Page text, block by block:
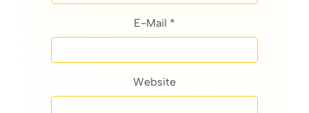
E-Mail *
Website